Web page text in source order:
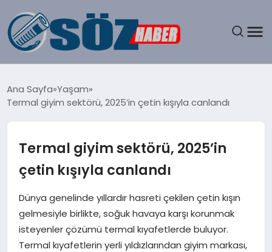
MAGAZIN
EKONOMI
EĞITIM
SAĞLIK
Ana Sayfa Yaşam
Termal giyim sektörü, 2025’in çetin kışıyla canlandı
Termal giyim sektörü, 2025’in
çetin kışıyla canlandı
Dünya genelinde yıllardır hasreti çekilen çetin kışın
gelmesiyle birlikte, soğuk havaya karşı korunmak
isteyenler çözümü termal kıyafetlerde buluyor.
Termal kıyafetlerin yerli yıldızlarından giyim markası,